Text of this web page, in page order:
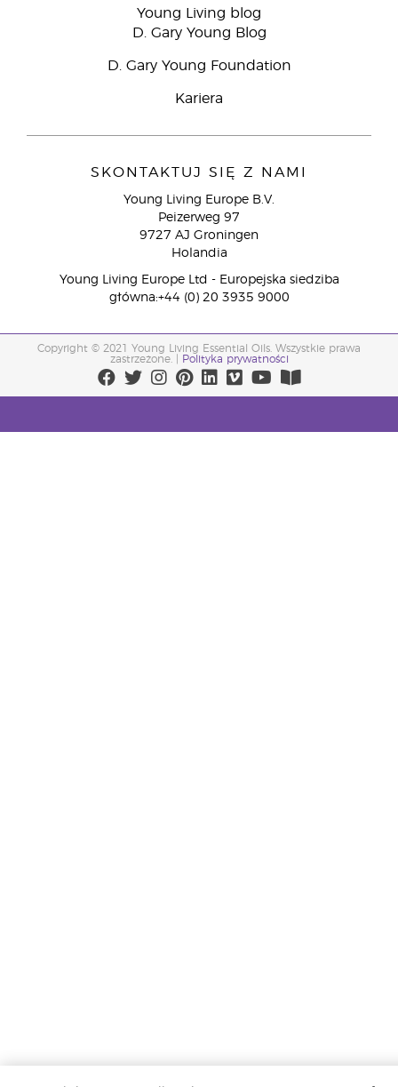
Young Living blog
D. Gary Young Blog
D. Gary Young Foundation
Kariera
SKONTAKTUJ SIĘ Z NAMI
Young Living Europe B.V.
Peizerweg 97
9727 AJ Groningen
Holandia
Young Living Europe Ltd - Europejska siedziba
główna:+44 (0) 20 3935 9000
Copyright © 2021 Young Living Essential Oils. Wszystkie prawa
zastrzeżone. |
Polityka prywatności